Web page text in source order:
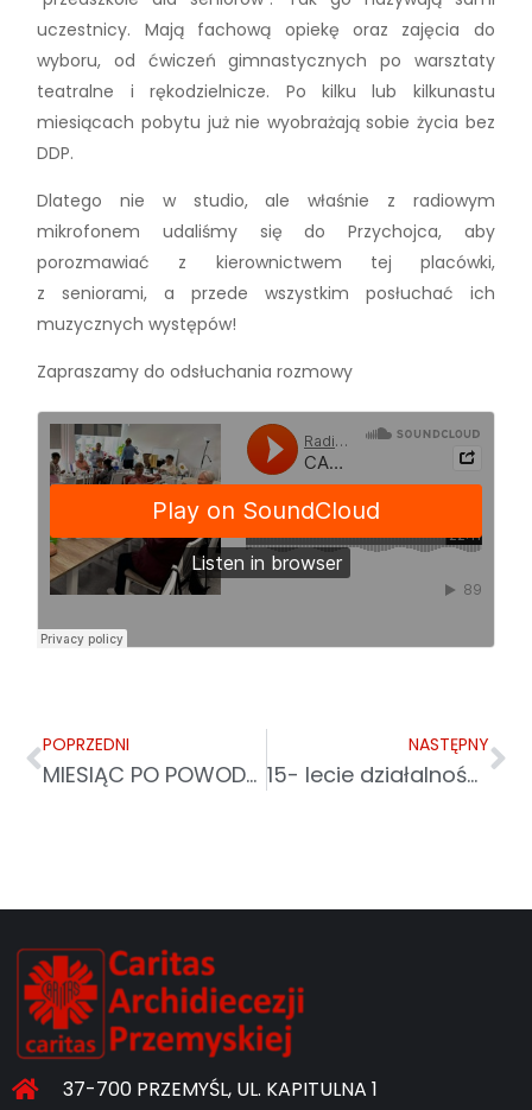
uczestnicy. Mają fachową opiekę oraz zajęcia do
wyboru, od ćwiczeń gimnastycznych po warsztaty
teatralne i rękodzielnicze. Po kilku lub kilkunastu
miesiącach pobytu już nie wyobrażają sobie życia bez
DDP.
Dlatego nie w studio, ale właśnie z radiowym
mikrofonem udaliśmy się do Przychojca, aby
porozmawiać z kierownictwem tej placówki,
z seniorami, a przede wszystkim posłuchać ich
muzycznych występów!
Zapraszamy do odsłuchania rozmowy
POPRZEDNI
MIESIĄC PO POWODZI – CARITAS WCIĄŻ POMAGA POSZKODOWANYM
NASTĘPNY
15- lecie działalności Towarzystwa Przyjaciół Krośnieńskiego Hospicjum
37-700 PRZEMYŚL, UL. KAPITULNA 1